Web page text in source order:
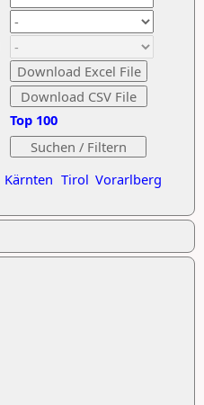
Kärnten Tirol Vorarlberg
Top 100